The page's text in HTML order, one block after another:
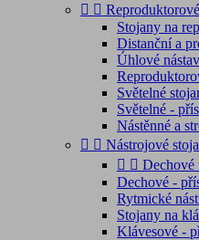
 
Stojany na
Distanční a
Úhlové
Světelné
Světelné -
Nástěnné a
  Nástrojové
  Dechové
Dechové -
Rytmické
Stojany na
Klávesové -